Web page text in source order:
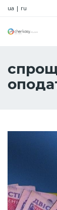
ua | ru